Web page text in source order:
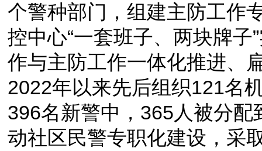
个警种部门，组建主防工作
控中心“一套班子、两块牌
作与主防工作一体化推进、
2022年以来先后组织121名
396名新警中，365人被分
动社区民警专职化建设，采